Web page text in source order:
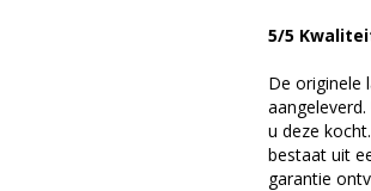
5/5
De originele
u deze
bestaat uit
garantie